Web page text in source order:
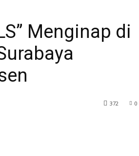
Menginap di
0
372